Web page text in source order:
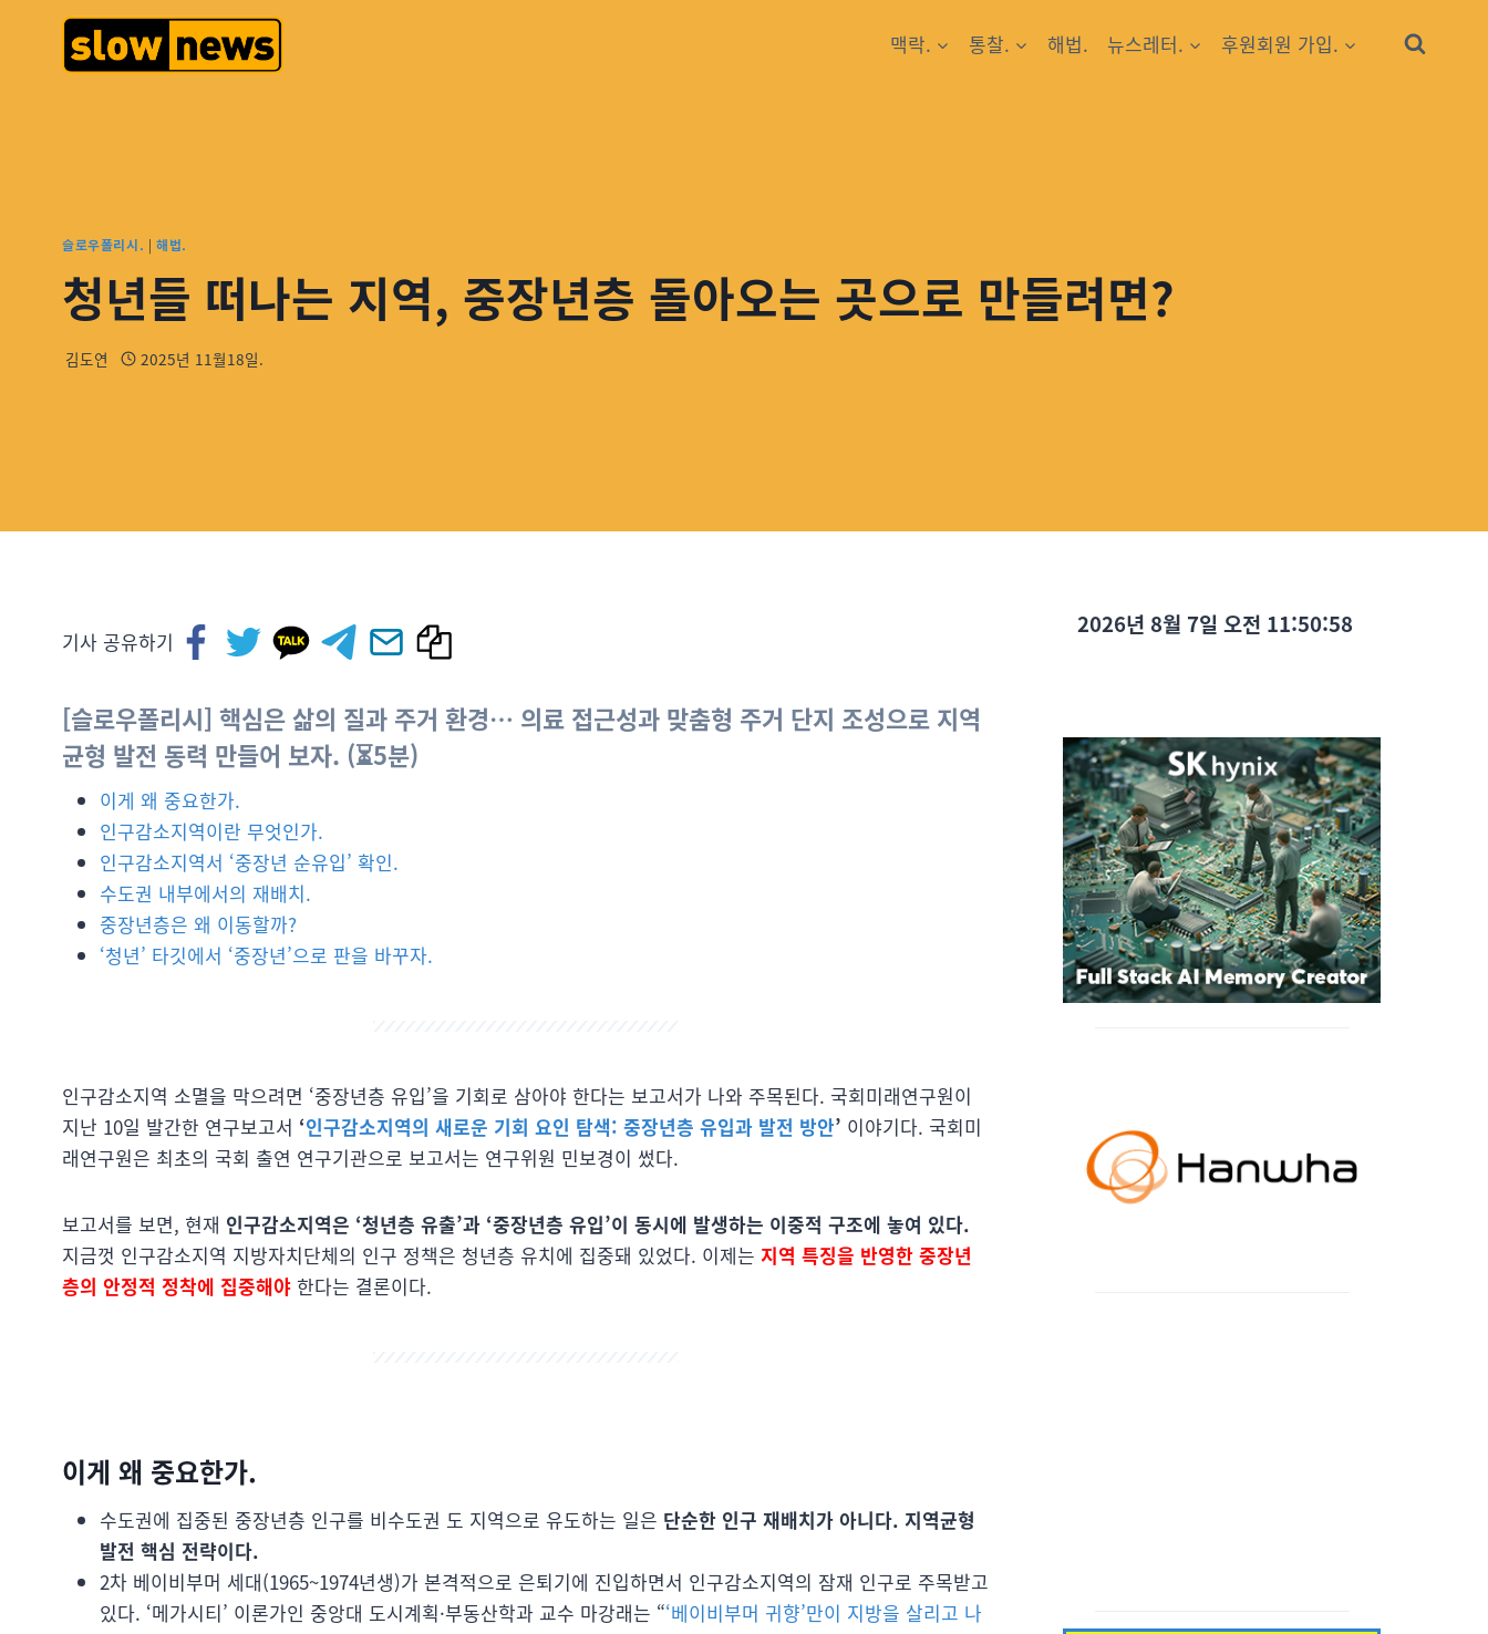
맥락. 통찰. 해법. 뉴스레터. 후원회원 가입.
슬로우폴리시. | 해법.
청년들 떠나는 지역, 중장년층 돌아오는 곳으로 만들려면?
김도연 2025년 11월18일.
기사 공유하기
[슬로우폴리시] 핵심은 삶의 질과 주거 환경… 의료 접근성과 맞춤형 주거 단지 조성으로 지역
균형 발전 동력 만들어 보자. (⏳5분)
이게 왜 중요한가.
인구감소지역이란 무엇인가.
인구감소지역서 ‘중장년 순유입’ 확인.
수도권 내부에서의 재배치.
중장년층은 왜 이동할까?
‘청년’ 타깃에서 ‘중장년’으로 판을 바꾸자.
인구감소지역 소멸을 막으려면 ‘중장년층 유입’을 기회로 삼아야 한다는 보고서가 나와 주목된다. 국회미래연구원이
지난 10일 발간한 연구보고서 ‘인구감소지역의 새로운 기회 요인 탐색: 중장년층 유입과 발전 방안’ 이야기다. 국회미
래연구원은 최초의 국회 출연 연구기관으로 보고서는 연구위원 민보경이 썼다.
보고서를 보면, 현재 인구감소지역은 ‘청년층 유출’과 ‘중장년층 유입’이 동시에 발생하는 이중적 구조에 놓여 있다.
지금껏 인구감소지역 지방자치단체의 인구 정책은 청년층 유치에 집중돼 있었다. 이제는 지역 특징을 반영한 중장년
층의 안정적 정착에 집중해야 한다는 결론이다.
이게 왜 중요한가.
수도권에 집중된 중장년층 인구를 비수도권 도 지역으로 유도하는 일은 단순한 인구 재배치가 아니다. 지역균형
발전 핵심 전략이다.
2차 베이비부머 세대(1965~1974년생)가 본격적으로 은퇴기에 진입하면서 인구감소지역의 잠재 인구로 주목받고
있다. ‘메가시티’ 이론가인 중앙대 도시계획·부동산학과 교수 마강래는 “‘베이비부머 귀향’만이 지방을 살리고 나
2026년 8월 7일 오전 11:50:59